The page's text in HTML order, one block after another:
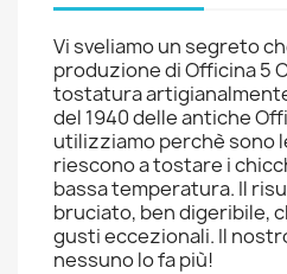
Vi sveliamo un segreto
produzione di Officina 5
tostatura
del 1940 delle antiche
utilizziamo perchè sono
riescono a tostare i
bassa temperatura. Il
bruciato, ben digeribile,
gusti eccezionali. Il
nessuno lo fa più!